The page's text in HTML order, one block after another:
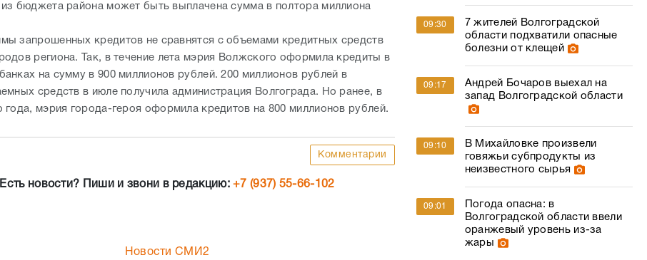
из бюджета района может быть выплачена сумма в полтора миллиона
запрошенных кредитов не сравнятся с объемами кредитных средств
региона. Так, в течение лета мэрия Волжского оформила кредиты в
на сумму в 900 миллионов рублей. 200 миллионов рублей в
средств в июле получила администрация Волгограда. Но ранее, в
года, мэрия города-героя оформила кредитов на 800 миллионов рублей.
Комментарии
Есть новости? Пиши и звони в редакцию:+7 (937) 55-66-102
Новости СМИ2
09:30
7 жителей Волгоградской
области подхватили опасные
болезни от клещей
09:17
Андрей Бочаров выехал на
запад Волгоградской области
09:10
В Михайловке произвели
говяжьи субпродукты из
неизвестного сырья
09:01
Погода опасна: в
Волгоградской области ввели
оранжевый уровень из-за
жары